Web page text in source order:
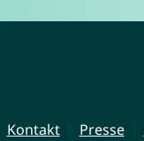
Kontakt Presse